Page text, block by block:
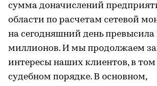
сумма доначислений
области по расчетам сетевой
на сегодняшний день превысила
миллионов. И мы продолжаем
интересы наших клиентов, в том
судебном порядке. В основном,